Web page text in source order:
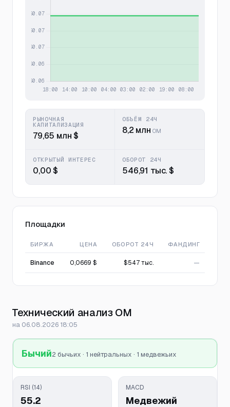
РЫНОЧНАЯ
КАПИТАЛИЗАЦИЯ
79,65 млн $
ОБЪЁМ 24Ч
8,2 млн OM
ОТКРЫТЫЙ ИНТЕРЕС
0,00 $
ОБОРОТ 24Ч
546,91 тыс. $
Площадки
БИРЖА ЦЕНА ОБОРОТ 24Ч ФАНДИНГ
Binance 0,0669 $ $547 тыс. —
Технический анализ OM
на 06.08.2026 18:05
Бычий2 бычьих · 1 нейтральных · 1 медвежьих
RSI (14)
55.2
MACD
Медвежий